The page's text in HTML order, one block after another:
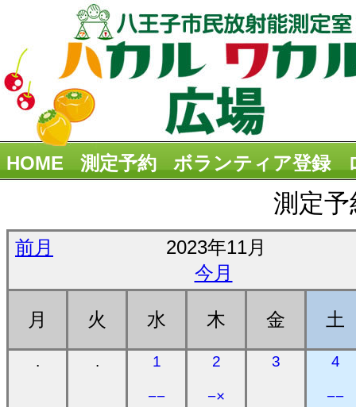
HOME 測定予約 ボランティア登録
測定
前月
2023年11月
今月
月 火 水 木 金 土
. . 1
−−
2
−×
3 4
−−